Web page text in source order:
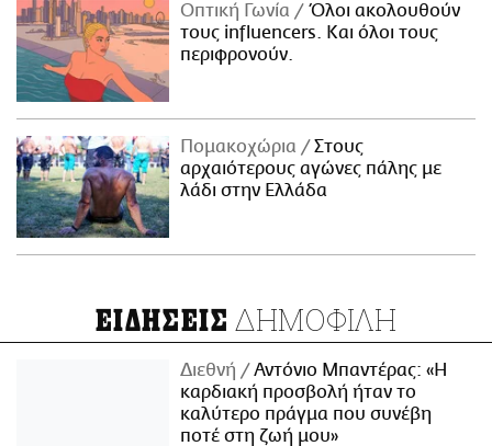
Οπτική Γωνία
Όλοι ακολουθούν
τους influencers. Και όλοι τους
περιφρονούν.
Πομακοχώρια
Στους
αρχαιότερους αγώνες πάλης με
λάδι στην Ελλάδα
ΕΙΔΗΣΕΙΣ ΔΗΜΟΦΙΛΗ
Διεθνή
Αντόνιο Μπαντέρας: «Η
καρδιακή προσβολή ήταν το
καλύτερο πράγμα που συνέβη
ποτέ στη ζωή μου»